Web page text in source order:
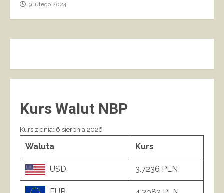
9 lutego 2024
Kurs Walut NBP
Kurs z dnia: 6 sierpnia 2026
Waluta Kurs
USD 3.7236 PLN